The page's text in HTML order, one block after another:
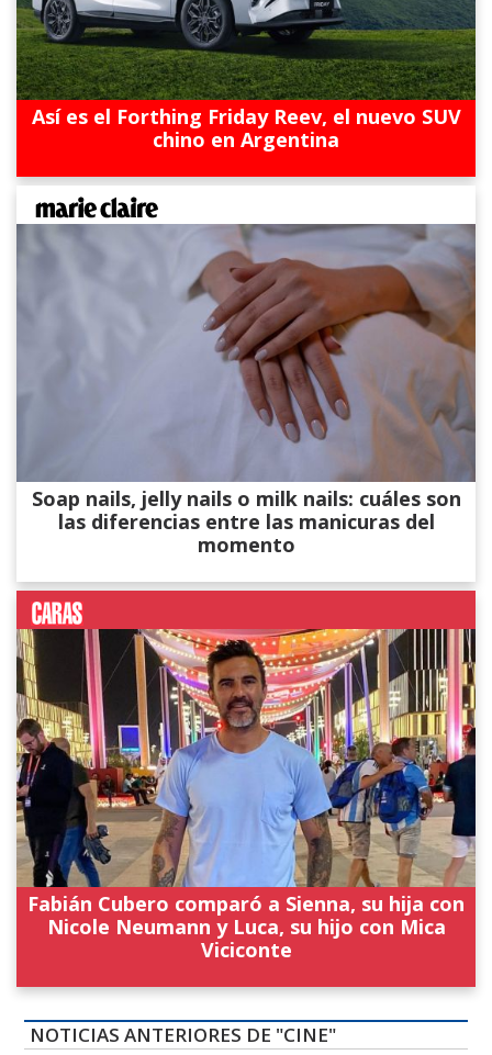
Así es el Forthing Friday Reev, el nuevo SUV
chino en Argentina
Soap nails, jelly nails o milk nails: cuáles son
las diferencias entre las manicuras del
momento
Fabián Cubero comparó a Sienna, su hija con
Nicole Neumann y Luca, su hijo con Mica
Viciconte
NOTICIAS ANTERIORES DE "CINE"